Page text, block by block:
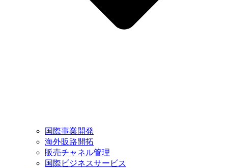
国際事業開発
海外販路開拓
販売チャネル管理
国際ビジネスサービス